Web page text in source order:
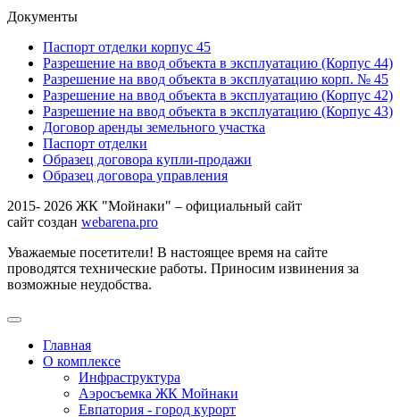
Документы
Паспорт отделки корпус 45
Разрешение на ввод объекта в эксплуатацию (Корпус 44)
Разрешение на ввод объекта в эксплуатацию корп. № 45
Разрешение на ввод объекта в эксплуатацию (Корпус 42)
Разрешение на ввод объекта в эксплуатацию (Корпус 43)
Договор аренды земельного участка
Паспорт отделки
Образец договора купли-продажи
Образец договора управления
2015- 2026 ЖК "Мойнаки" – официальный сайт
сайт создан webarena.pro
Уважаемые посетители! В настоящее время на сайте
проводятся технические работы. Приносим извинения за
возможные неудобства.
Главная
О комплексе
Инфраструктура
Аэросъемка ЖК Мойнаки
Евпатория - город курорт